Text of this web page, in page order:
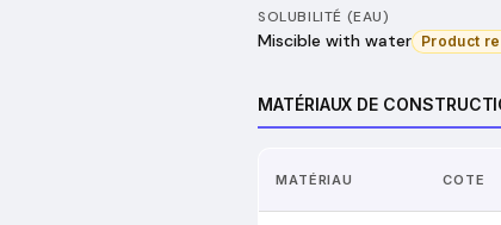
SOLUBILITÉ (EAU)
Miscible with water Product
MATÉRIAUX DE
MATÉRIAU COTE